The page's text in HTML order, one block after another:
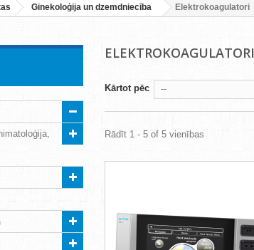
Ginekoloģija un dzemdniecība Elektrokoagulatori
ELEKTROKOAGULATORI
Kārtot pēc --
Rādīt 1 - 5 of 5 vienības